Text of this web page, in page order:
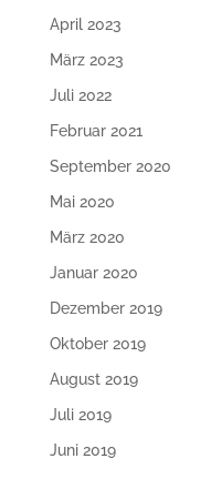
April 2023
März 2023
Juli 2022
Februar 2021
September 2020
Mai 2020
März 2020
Januar 2020
Dezember 2019
Oktober 2019
August 2019
Juli 2019
Juni 2019